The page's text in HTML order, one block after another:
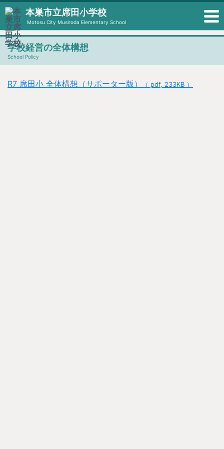
本巣市立席田小学校
Motosu City Musiroda Elementary School
学校経営の全体構想
School Policy
R7 席田小 全体構想（サポーター版） （ pdf, 233KB ）